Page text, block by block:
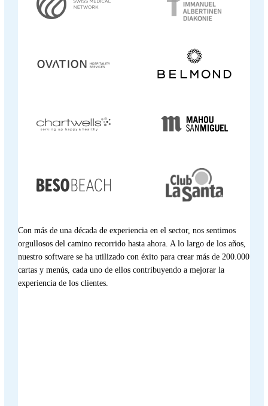
Con más de una década de experiencia en el sector, nos sentimos
orgullosos del camino recorrido hasta ahora. A lo largo de los años,
nuestro software se ha utilizado con éxito para crear más de 200.000
cartas y menús, cada uno de ellos contribuyendo a mejorar la
experiencia de los clientes.